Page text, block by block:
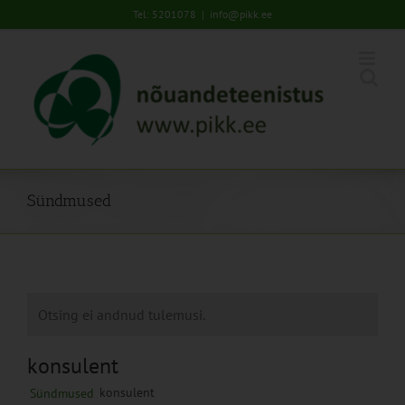
to
Tel: 5201078 | info@pikk.ee
Sündmused
Otsing ei andnud tulemusi.
konsulent
Sündmused konsulent